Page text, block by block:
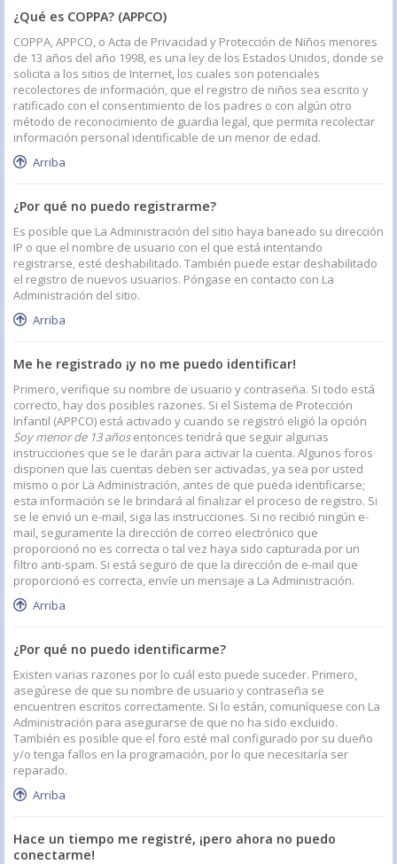
¿Qué es COPPA? (APPCO)
COPPA, APPCO, o Acta de Privacidad y Protección de Niños menores
de 13 años del año 1998, es una ley de los Estados Unidos, donde se
solicita a los sitios de Internet, los cuales son potenciales
recolectores de información, que el registro de niños sea escrito y
ratificado con el consentimiento de los padres o con algún otro
método de reconocimiento de guardia legal, que permita recolectar
información personal identificable de un menor de edad.
Arriba
¿Por qué no puedo registrarme?
Es posible que La Administración del sitio haya baneado su dirección
IP o que el nombre de usuario con el que está intentando
registrarse, esté deshabilitado. También puede estar deshabilitado
el registro de nuevos usuarios. Póngase en contacto con La
Administración del sitio.
Arriba
Me he registrado ¡y no me puedo identificar!
Primero, verifique su nombre de usuario y contraseña. Si todo está
correcto, hay dos posibles razones. Si el Sistema de Protección
Infantil (APPCO) está activado y cuando se registró eligió la opción
Soy menor de 13 añosentonces tendrá que seguir algunas
instrucciones que se le darán para activar la cuenta. Algunos foros
disponen que las cuentas deben ser activadas, ya sea por usted
mismo o por La Administración, antes de que pueda identificarse;
esta información se le brindará al finalizar el proceso de registro. Si
se le envió un e-mail, siga las instrucciones. Si no recibió ningún e-
mail, seguramente la dirección de correo electrónico que
proporcionó no es correcta o tal vez haya sido capturada por un
filtro anti-spam. Si está seguro de que la dirección de e-mail que
proporcionó es correcta, envíe un mensaje a La Administración.
Arriba
¿Por qué no puedo identificarme?
Existen varias razones por lo cuál esto puede suceder. Primero,
asegúrese de que su nombre de usuario y contraseña se
encuentren escritos correctamente. Si lo están, comuníquese con La
Administración para asegurarse de que no ha sido excluido.
También es posible que el foro esté mal configurado por su dueño
y/o tenga fallos en la programación, por lo que necesitaría ser
reparado.
Arriba
Hace un tiempo me registré, ¡pero ahora no puedo
conectarme!